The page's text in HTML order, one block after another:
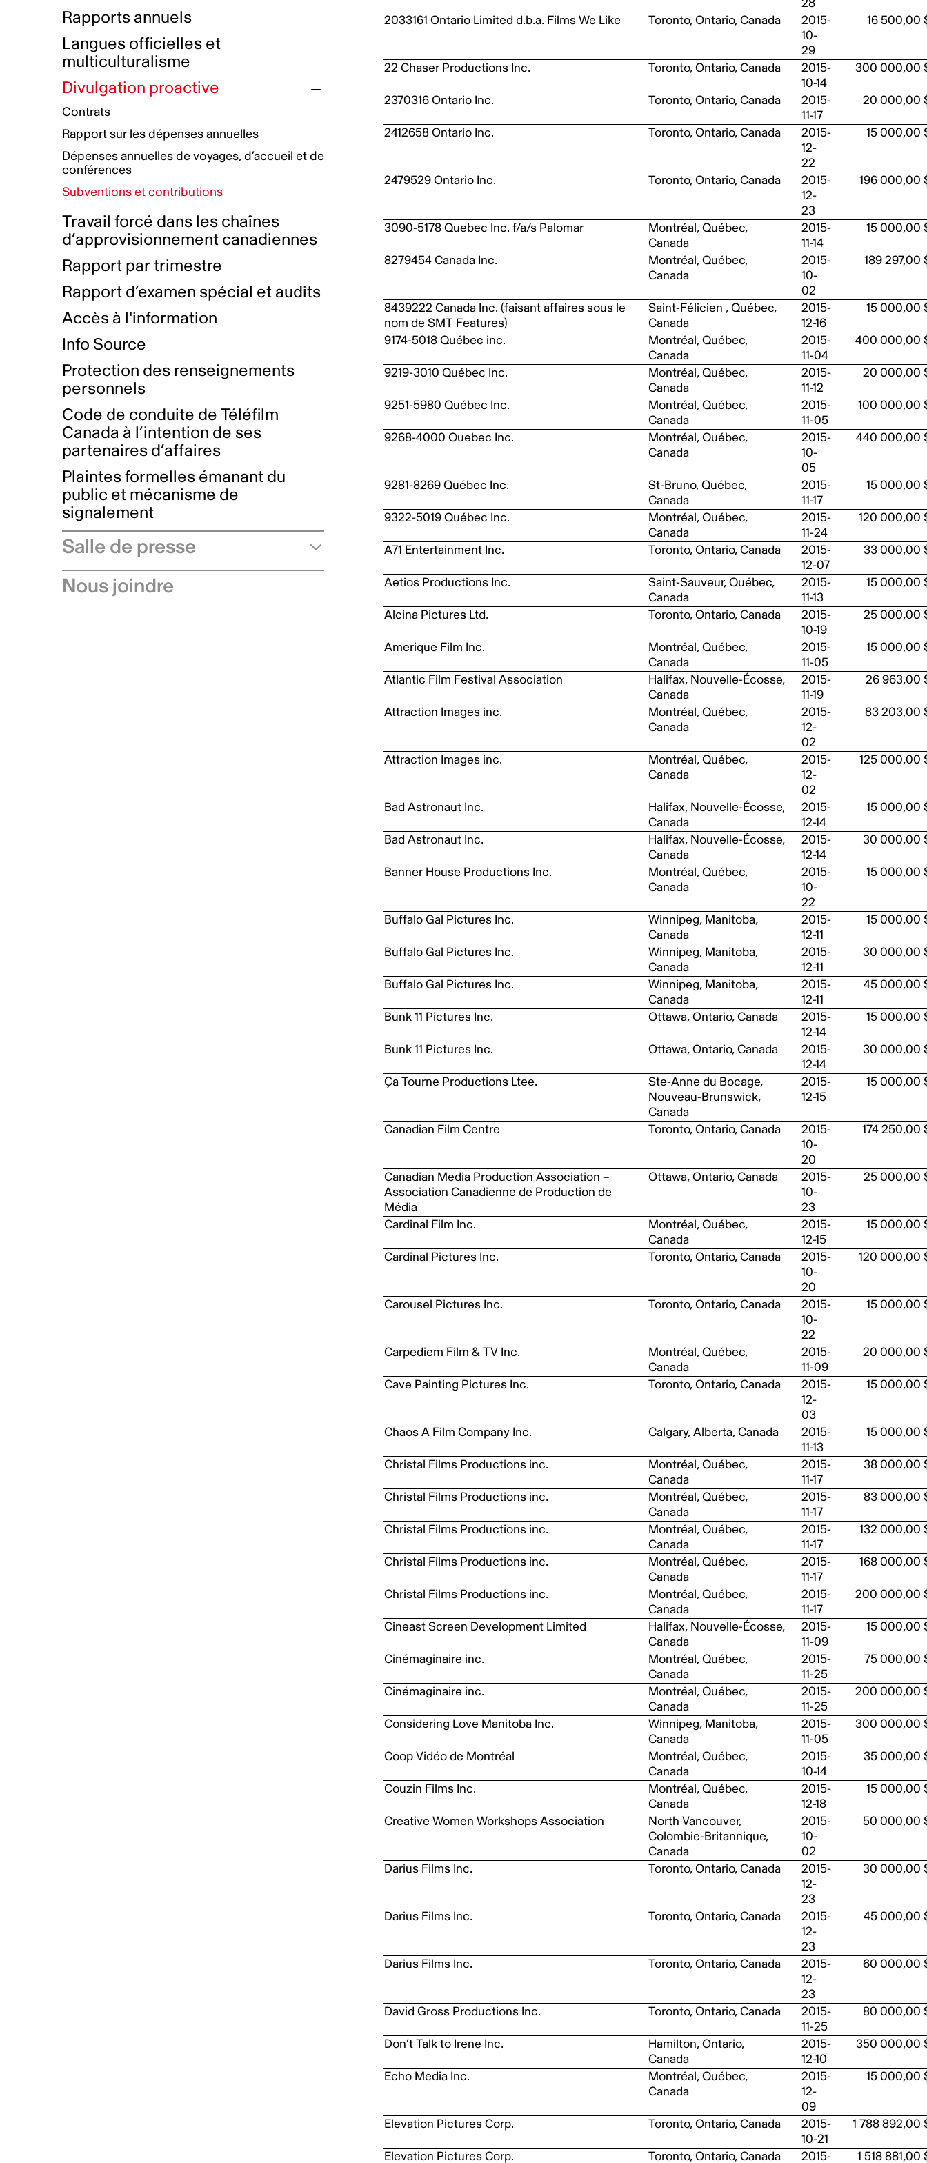
Initiatives autochtones
Plan de réconciliation autochtone
Groupe de travail autochtone
Principes directeurs sur le
harcèlement
Plan d’action pour la parité
Plan d'équité, de diversité,
d'inclusion et d'accessibilité
Boîte à outils pour le récit authentique
Collecte de données et l’auto-identification
Plan d'accessibilité
Rémunération et avantages
Prix et certifications
Nos valeurs d’entreprise
Rapports annuels
Langues officielles et
multiculturalisme
Divulgation proactive
Contrats
Rapport sur les dépenses annuelles
Dépenses annuelles de voyages, d’accueil et de
conférences
Subventions et contributions
Travail forcé dans les chaînes
d’approvisionnement canadiennes
Rapport par trimestre
Rapport d’examen spécial et audits
Accès à l'information
Info Source
Protection des renseignements
personnels
Code de conduite de Téléfilm
Canada à l’intention de ses
partenaires d’affaires
Plaintes formelles émanant du
public et mécanisme de
signalement
Salle de presse
Communiqués de presse
Nous joindre
2033161 Ontario Limited d.b.a. Films We Like Toronto, Ontario, Canada
2015-
10-
29
16 500,00
22 Chaser Productions Inc. Toronto, Ontario, Canada
2015-
10-14
300 000,00
2370316 Ontario Inc. Toronto, Ontario, Canada
2015-
11-17
20 000,00
2412658 Ontario Inc. Toronto, Ontario, Canada
2015-
12-
22
15 000,00
2479529 Ontario Inc. Toronto, Ontario, Canada
2015-
12-
23
196 000,00
3090-5178 Quebec Inc. f/a/s Palomar
Montréal, Québec,
Canada
2015-
11-14
15 000,00
8279454 Canada Inc.
Montréal, Québec,
Canada
2015-
10-
02
189 297,00
8439222 Canada Inc. (faisant affaires sous le
nom de SMT Features)
Saint-Félicien , Québec,
Canada
2015-
12-16
15 000,00
9174-5018 Québec inc.
Montréal, Québec,
Canada
2015-
11-04
400 000,00
9219-3010 Québec Inc.
Montréal, Québec,
Canada
2015-
11-12
20 000,00
9251-5980 Québec Inc.
Montréal, Québec,
Canada
2015-
11-05
100 000,00
9268-4000 Quebec Inc.
Montréal, Québec,
Canada
2015-
10-
05
440 000,00
9281-8269 Québec Inc.
St-Bruno, Québec,
Canada
2015-
11-17
15 000,00
9322-5019 Québec Inc.
Montréal, Québec,
Canada
2015-
11-24
120 000,00
A71 Entertainment Inc. Toronto, Ontario, Canada
2015-
12-07
33 000,00
Aetios Productions Inc.
Saint-Sauveur, Québec,
Canada
2015-
11-13
15 000,00
Alcina Pictures Ltd. Toronto, Ontario, Canada
2015-
10-19
25 000,00
Amerique Film Inc.
Montréal, Québec,
Canada
2015-
11-05
15 000,00
Atlantic Film Festival Association
Halifax, Nouvelle-Écosse,
Canada
2015-
11-19
26 963,00
Attraction Images inc.
Montréal, Québec,
Canada
2015-
12-
02
83 203,00
Attraction Images inc.
Montréal, Québec,
Canada
2015-
12-
02
125 000,00
Bad Astronaut Inc.
Halifax, Nouvelle-Écosse,
Canada
2015-
12-14
15 000,00
Bad Astronaut Inc.
Halifax, Nouvelle-Écosse,
Canada
2015-
12-14
30 000,00
Banner House Productions Inc.
Montréal, Québec,
Canada
2015-
10-
22
15 000,00
Buffalo Gal Pictures Inc.
Winnipeg, Manitoba,
Canada
2015-
12-11
15 000,00
Buffalo Gal Pictures Inc.
Winnipeg, Manitoba,
Canada
2015-
12-11
30 000,00
Buffalo Gal Pictures Inc.
Winnipeg, Manitoba,
Canada
2015-
12-11
45 000,00
Bunk 11 Pictures Inc. Ottawa, Ontario, Canada
2015-
12-14
15 000,00
Bunk 11 Pictures Inc. Ottawa, Ontario, Canada
2015-
12-14
30 000,00
Ça Tourne Productions Ltee.
Ste-Anne du Bocage,
Nouveau-Brunswick,
Canada
2015-
12-15
15 000,00
Canadian Film Centre Toronto, Ontario, Canada
2015-
10-
20
174 250,00
Canadian Media Production Association –
Association Canadienne de Production de
Média
Ottawa, Ontario, Canada
2015-
10-
23
25 000,00
Cardinal Film Inc.
Montréal, Québec,
Canada
2015-
12-15
15 000,00
Cardinal Pictures Inc. Toronto, Ontario, Canada
2015-
10-
20
120 000,00
Carousel Pictures Inc. Toronto, Ontario, Canada
2015-
10-
22
15 000,00
Carpediem Film & TV Inc.
Montréal, Québec,
Canada
2015-
11-09
20 000,00
Cave Painting Pictures Inc. Toronto, Ontario, Canada
2015-
12-
03
15 000,00
Chaos A Film Company Inc. Calgary, Alberta, Canada
2015-
11-13
15 000,00
Christal Films Productions inc.
Montréal, Québec,
Canada
2015-
11-17
38 000,00
Christal Films Productions inc.
Montréal, Québec,
Canada
2015-
11-17
83 000,00
Christal Films Productions inc.
Montréal, Québec,
Canada
2015-
11-17
132 000,00
Christal Films Productions inc.
Montréal, Québec,
Canada
2015-
11-17
168 000,00
Christal Films Productions inc.
Montréal, Québec,
Canada
2015-
11-17
200 000,00
Cineast Screen Development Limited
Halifax, Nouvelle-Écosse,
Canada
2015-
11-09
15 000,00
Cinémaginaire inc.
Montréal, Québec,
Canada
2015-
11-25
75 000,00
Cinémaginaire inc.
Montréal, Québec,
Canada
2015-
11-25
200 000,00
Considering Love Manitoba Inc.
Winnipeg, Manitoba,
Canada
2015-
11-05
300 000,00
Coop Vidéo de Montréal
Montréal, Québec,
Canada
2015-
10-14
35 000,00
Couzin Films Inc.
Montréal, Québec,
Canada
2015-
12-18
15 000,00
Creative Women Workshops Association
North Vancouver,
Colombie-Britannique,
Canada
2015-
10-
02
50 000,00
Darius Films Inc. Toronto, Ontario, Canada
2015-
12-
23
30 000,00
Darius Films Inc. Toronto, Ontario, Canada
2015-
12-
23
45 000,00
Darius Films Inc. Toronto, Ontario, Canada
2015-
12-
23
60 000,00
David Gross Productions Inc. Toronto, Ontario, Canada
2015-
11-25
80 000,00
Don’t Talk to Irene Inc.
Hamilton, Ontario,
Canada
2015-
12-10
350 000,00
Echo Media Inc.
Montréal, Québec,
Canada
2015-
12-
09
15 000,00
Elevation Pictures Corp. Toronto, Ontario, Canada
2015-
10-21
1 788 892,00
Elevation Pictures Corp. Toronto, Ontario, Canada 2015- 1 518 881,00